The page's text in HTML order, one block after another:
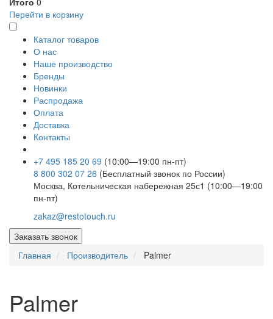
Перейти в корзину
Каталог товаров
О нас
Наше производство
Бренды
Новинки
Распродажа
Оплата
Доставка
Контакты
+7 495 185 20 69 (10:00—19:00 пн-пт)
8 800 302 07 26 (Бесплатный звонок по России)
Москва, Котельническая набережная 25с1 (10:00—19:00
пн-пт)
zakaz@restotouch.ru
Заказать звонок
Главная
Производитель Palmer
Palmer